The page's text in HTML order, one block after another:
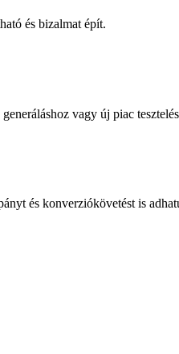
és bizalmat épít.
vagy új piac
és konverziókövetést is